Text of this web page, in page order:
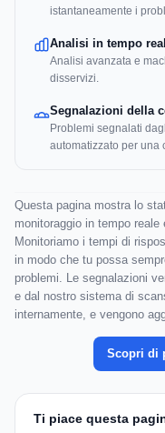
istantaneamente i
Analisi in tempo
Analisi avanzata e
disservizi.
Segnalazioni della
Problemi segnalati
automatizzato per una
Questa pagina mostra lo
monitoraggio in tempo
Monitoriamo i tempi di
in modo che tu possa
problemi. Le segnalazioni
e dal nostro sistema di
internamente, e vengono
Scopri di
Ti piace questa